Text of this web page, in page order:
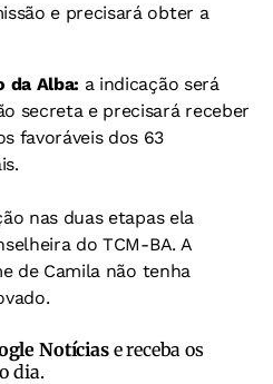
e precisará obter a
da Alba: a indicação será
secreta e precisará receber
favoráveis dos 63
nas duas etapas ela
do TCM-BA. A
de Camila não tenha
Notíciase receba os
dia.